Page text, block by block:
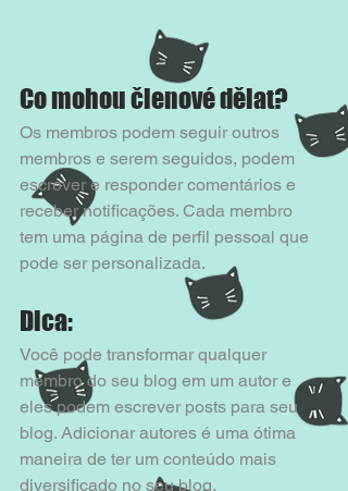
Co mohou členové dělat?
Os membros podem seguir outros
membros e serem seguidos, podem
escrever e responder comentários e
receber notificações. Cada membro
tem uma página de perfil pessoal que
pode ser personalizada.
Dica:
Você pode transformar qualquer
membro do seu blog em um autor e
eles podem escrever posts para seu
blog. Adicionar autores é uma ótima
maneira de ter um conteúdo mais
diversificado no seu blog.